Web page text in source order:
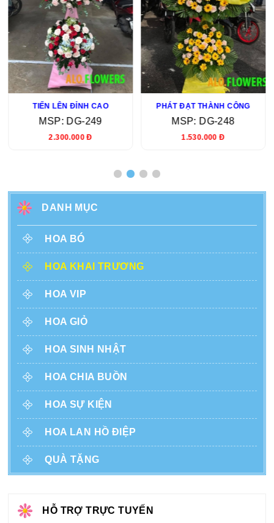
TIẾN LÊN ĐỈNH CAO
MSP: DG-249
2.300.000 Đ
PHÁT ĐẠT THÀNH CÔNG
MSP: DG-248
1.530.000 Đ
DANH MỤC
HOA BÓ
HOA KHAI TRƯƠNG
HOA VIP
HOA GIỎ
HOA SINH NHẬT
HOA CHIA BUỒN
HOA SỰ KIỆN
HOA LAN HỒ ĐIỆP
QUÀ TẶNG
HỖ TRỢ TRỰC TUYẾN